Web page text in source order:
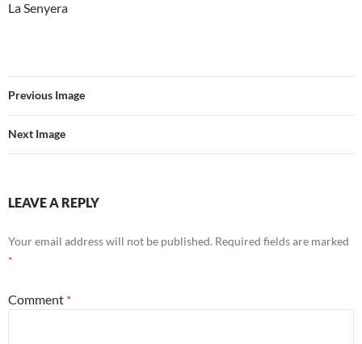
La Senyera
Previous Image
Next Image
LEAVE A REPLY
Your email address will not be published. Required fields are marked
*
Comment *